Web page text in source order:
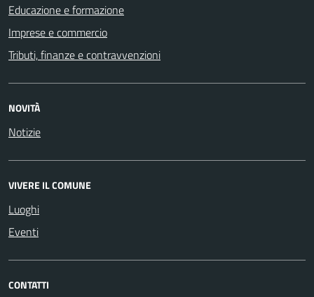
Educazione e formazione
Imprese e commercio
Tributi, finanze e contravvenzioni
NOVITÀ
Notizie
VIVERE IL COMUNE
Luoghi
Eventi
CONTATTI